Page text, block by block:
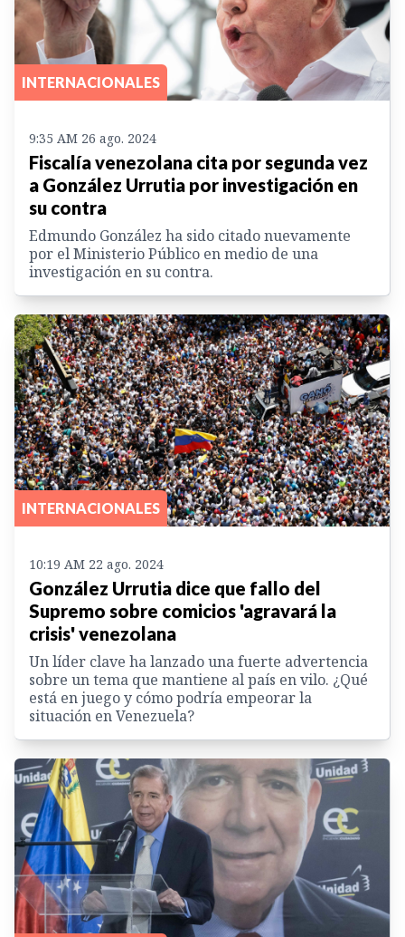
INTERNACIONALES
9:35 AM 26 ago. 2024
Fiscalía venezolana cita por segunda vez
a González Urrutia por investigación en
su contra
Edmundo González ha sido citado nuevamente
por el Ministerio Público en medio de una
investigación en su contra.
INTERNACIONALES
10:19 AM 22 ago. 2024
González Urrutia dice que fallo del
Supremo sobre comicios 'agravará la
crisis' venezolana
Un líder clave ha lanzado una fuerte advertencia
sobre un tema que mantiene al país en vilo. ¿Qué
está en juego y cómo podría empeorar la
situación en Venezuela?